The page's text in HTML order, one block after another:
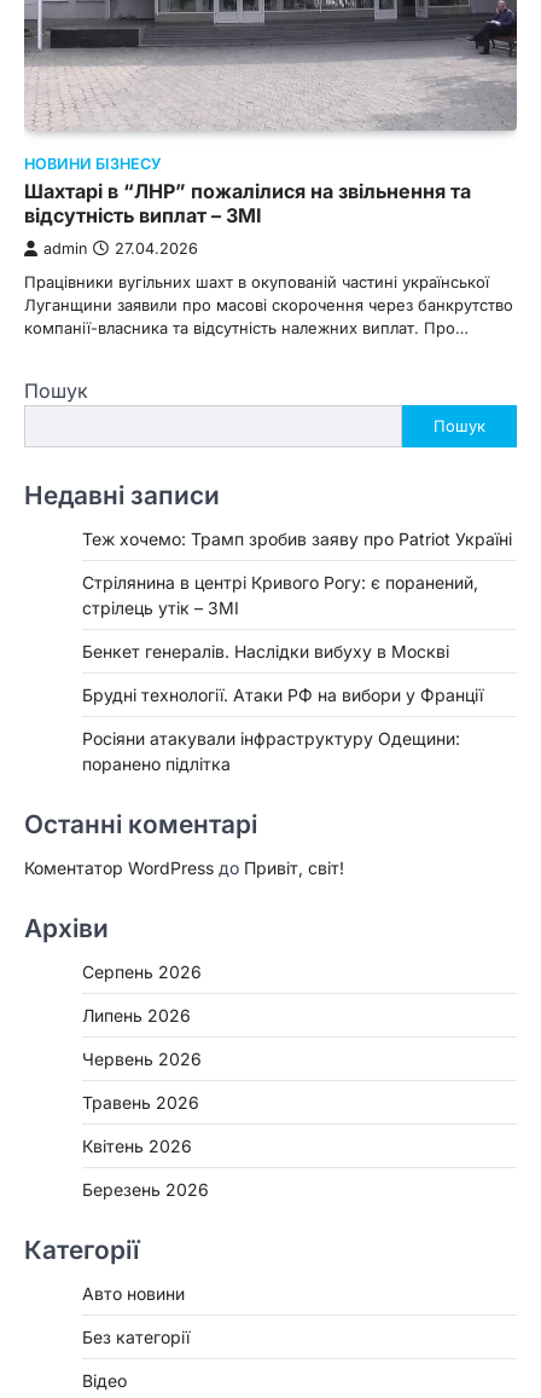
НОВИНИ БІЗНЕСУ
Шахтарі в “ЛНР” пожалілися на звільнення та
відсутність виплат – ЗМІ
admin 27.04.2026
Працівники вугільних шахт в окупованій частині української
Луганщини заявили про масові скорочення через банкрутство
компанії-власника та відсутність належних виплат. Про…
Пошук
Пошук
Недавні записи
Теж хочемо: Трамп зробив заяву про Patriot Україні
Стрілянина в центрі Кривого Рогу: є поранений,
стрілець утік – ЗМІ
Бенкет генералів. Наслідки вибуху в Москві
Брудні технології. Атаки РФ на вибори у Франції
Росіяни атакували інфраструктуру Одещини:
поранено підлітка
Останні коментарі
Коментатор WordPress до Привіт, світ!
Архіви
Серпень 2026
Липень 2026
Червень 2026
Травень 2026
Квітень 2026
Березень 2026
Категорії
Авто новини
Без категорії
Відео